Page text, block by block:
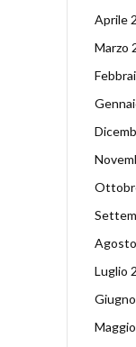
Aprile
Marzo
Luglio